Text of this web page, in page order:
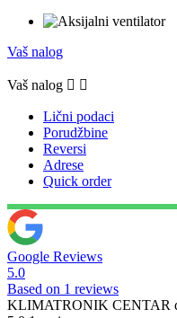
Vaš nalog
Vaš nalog  
Lični podaci
Porudžbine
Reversi
Adrese
Quick order
Google Reviews
5.0
Based on 1 reviews
KLIMATRONIK CENTAR